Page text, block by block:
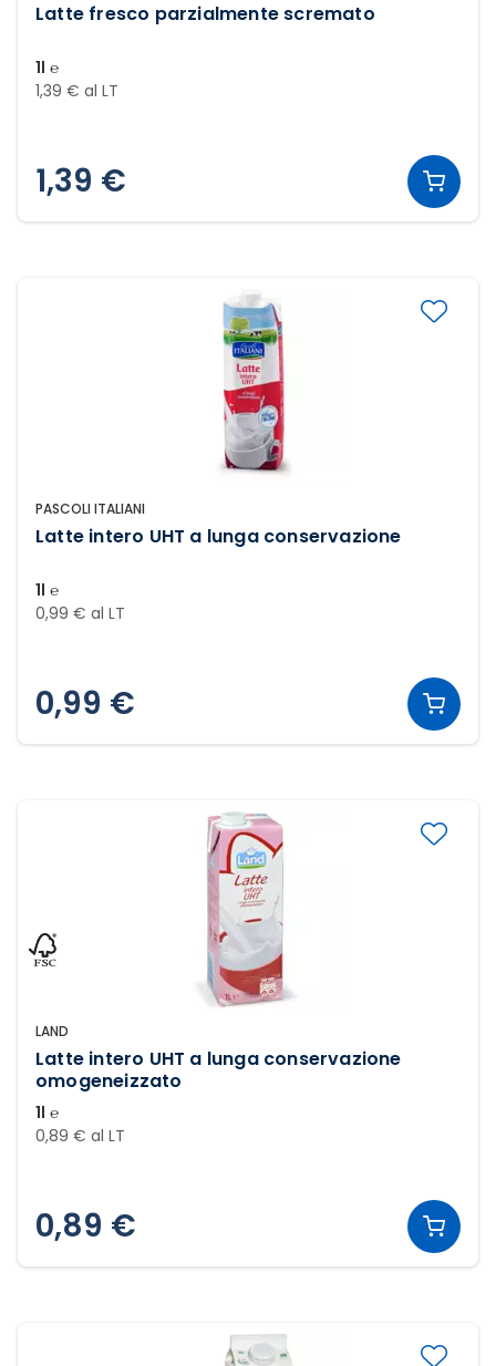
Latte fresco parzialmente scremato
1l ℮
1,39 € al LT
1,39 €
PASCOLI ITALIANI
Latte intero UHT a lunga conservazione
1l ℮
0,99 € al LT
0,99 €
LAND
Latte intero UHT a lunga conservazione
omogeneizzato
1l ℮
0,89 € al LT
0,89 €